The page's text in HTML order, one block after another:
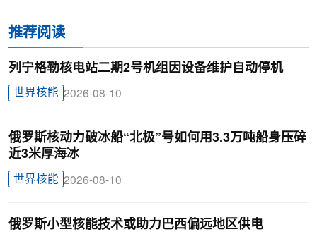
推荐阅读
列宁格勒核电站二期2号机组因设备维护自动停机
世界核能 2026-08-10
俄罗斯核动力破冰船“北极”号如何用3.3万吨船身压碎
近3米厚海冰
世界核能 2026-08-10
俄罗斯小型核能技术或助力巴西偏远地区供电